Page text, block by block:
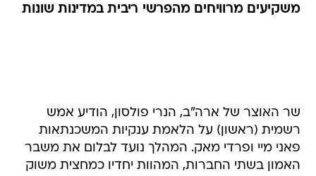
משקיעים מרוויחים מהפרשי ריבית במדינות שונות
שר האוצר של ארה"ב, הנרי פולסון, הודיע אמש
רשמית (ראשון) על הלאמת ענקיות המשכנתאות
פאני מיי ופרדי מאק. המהלך נועד לבלום את משבר
האמון בשתי החברות, המהוות יחדיו כמחצית משוק